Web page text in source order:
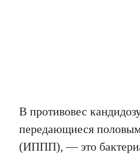
В противовес
передающиеся
(ИППП), — это